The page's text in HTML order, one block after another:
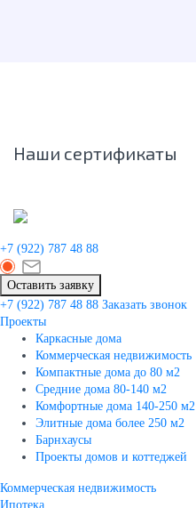
Наши сертификаты
+7 (922) 787 48 88
Оставить заявку
+7 (922) 787 48 88 Заказать звонок
Проекты
Каркасные дома
Коммерческая недвижимость
Компактные дома до 80 м2
Средние дома 80-140 м2
Комфортные дома 140-250 м2
Элитные дома более 250 м2
Барнхаусы
Проекты домов и коттеджей
Коммерческая недвижимость
Ипотека